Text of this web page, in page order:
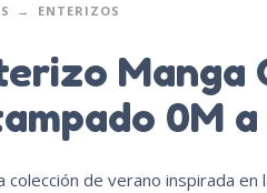
ENTERIZOS
Manga
0M a
colección de verano inspirada en